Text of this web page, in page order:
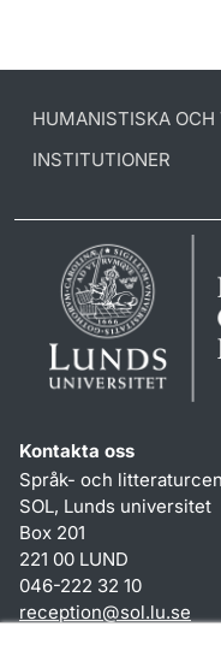
HUMANISTISKA OCH
INSTITUTIONER
Kontakta oss
Språk- och
SOL, Lunds universitet
Box 201
221 00 LUND
046-222 32 10
reception@sol.lu.se